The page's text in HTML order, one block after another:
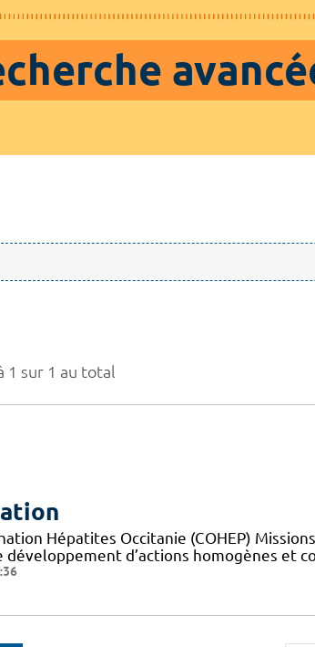
1 sur 1 au total
Hépatites Occitanie (COHEP)
développement d’actions homogènes et